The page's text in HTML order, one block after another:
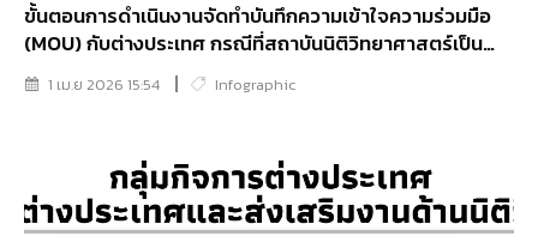
ขั้นตอนการดำเนินงานจัดทำบันทึกความเข้าใจความร่วมมือ
(MOU) กับต่างประเทศ กรณีที่สถาบันนิติวิทยาศาสตร์เป็น
ฝ่ายทาบทามหรือเสนอการเจรจา
1 เม.ย 2026 15:54 Infographic